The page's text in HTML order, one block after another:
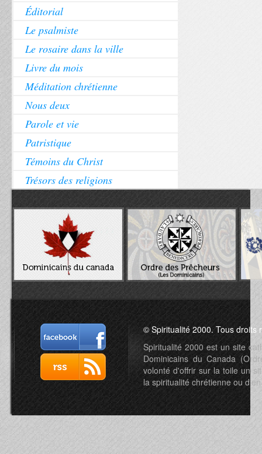
Éditorial
Le psalmiste
Le rosaire dans la ville
Livre du mois
Méditation chrétienne
Nous deux
Parole et vie
Patristique
Témoins du Christ
Trésors des religions
© Spiritualité 2000. Tous droits
Spiritualité 2000 est un site
Dominicains du Canada
volonté d'offrir sur la toile un
la spiritualité chrétienne ou